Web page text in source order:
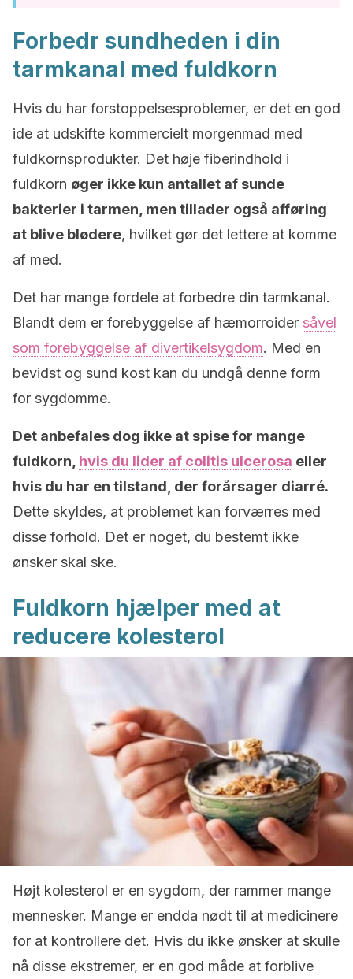
Forbedr sundheden i din
tarmkanal med fuldkorn
Hvis du har forstoppelsesproblemer, er det en god
ide at udskifte kommercielt morgenmad med
fuldkornsprodukter. Det høje fiberindhold i
fuldkorn øger ikke kun antallet af sunde
bakterier i tarmen, men tillader også afføring
at blive blødere, hvilket gør det lettere at komme
af med.
Det har mange fordele at forbedre din tarmkanal.
Blandt dem er forebyggelse af hæmorroider såvel
som forebyggelse af divertikelsygdom. Med en
bevidst og sund kost kan du undgå denne form
for sygdomme.
Det anbefales dog ikke at spise for mange
fuldkorn, hvis du lider af colitis ulcerosa eller
hvis du har en tilstand, der forårsager diarré.
Dette skyldes, at problemet kan forværres med
disse forhold. Det er noget, du bestemt ikke
ønsker skal ske.
Fuldkorn hjælper med at
reducere kolesterol
Højt kolesterol er en sygdom, der rammer mange
mennesker. Mange er endda nødt til at medicinere
for at kontrollere det. Hvis du ikke ønsker at skulle
nå disse ekstremer, er en god måde at forblive